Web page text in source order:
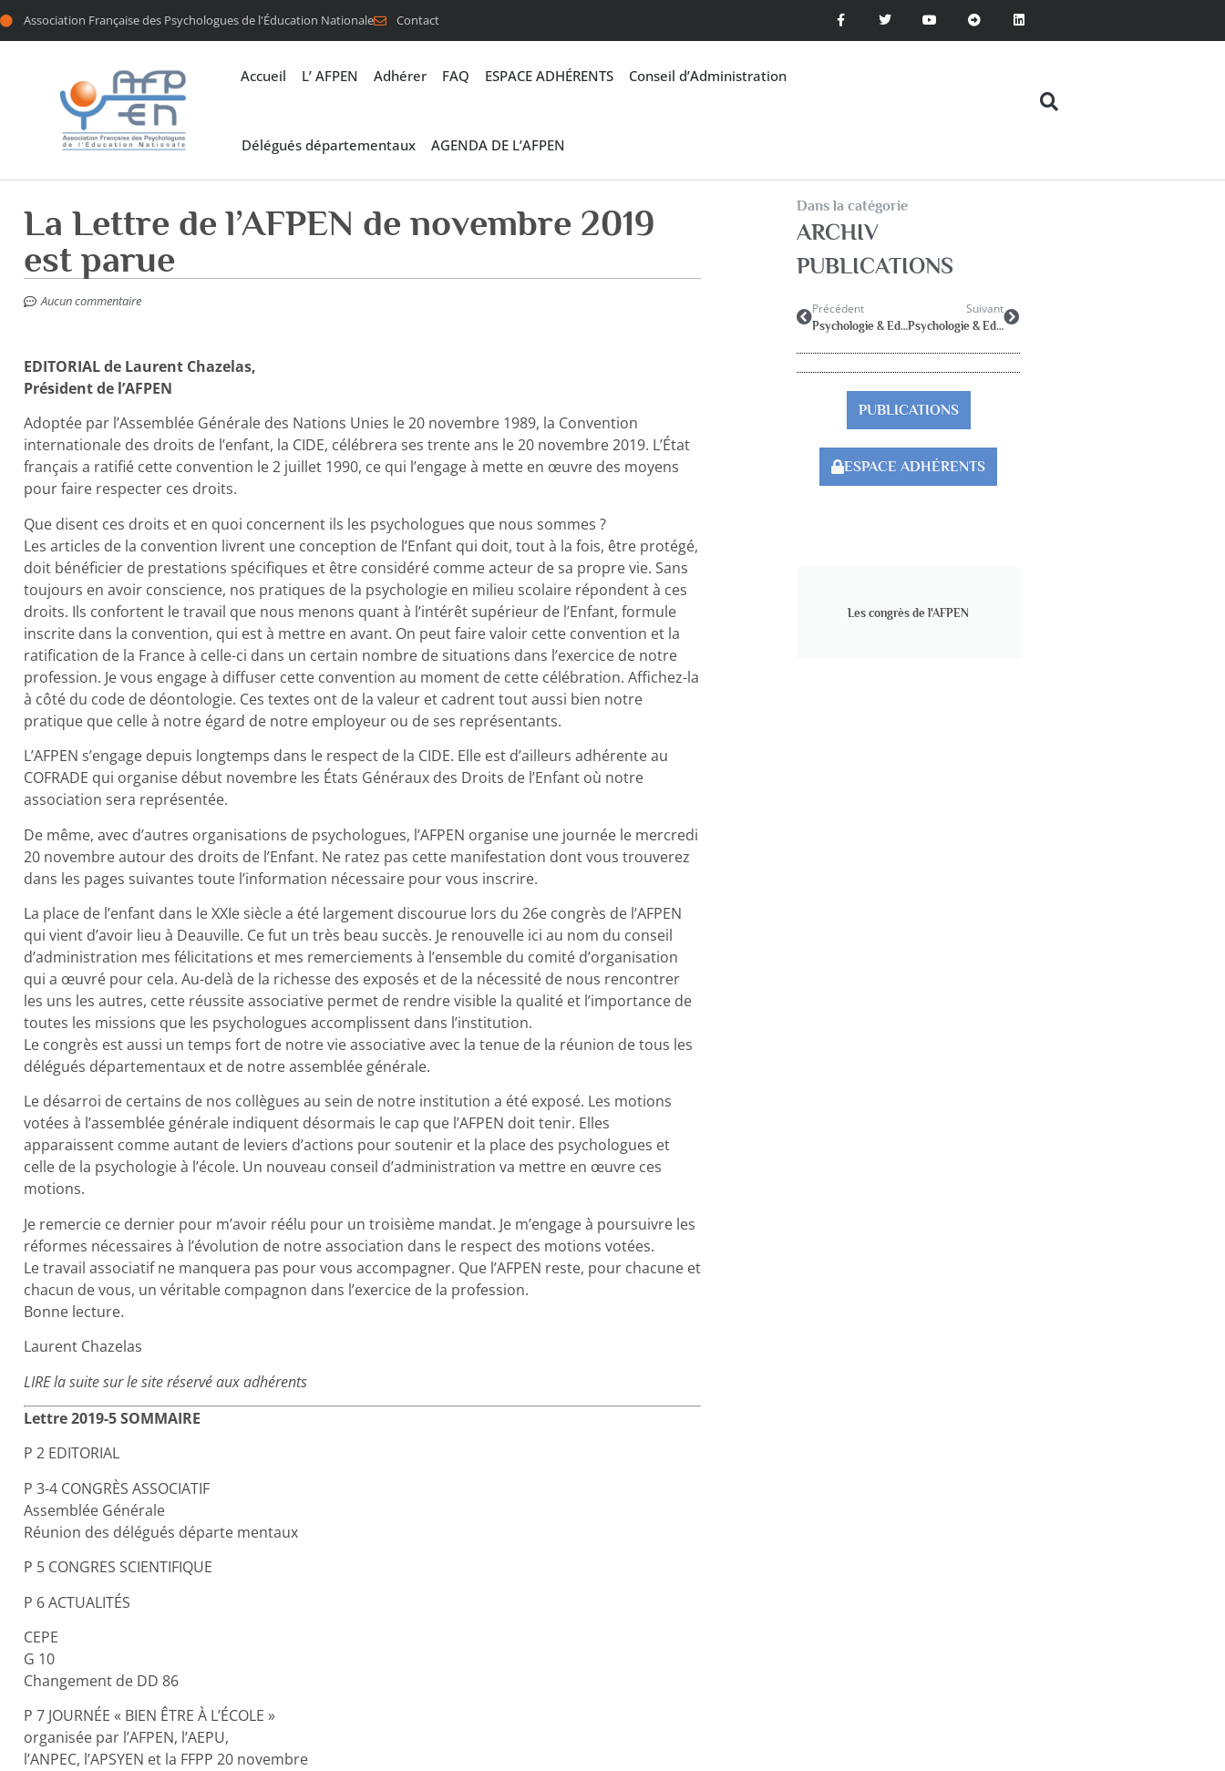
Association Française des Psychologues de l'Éducation Nationale Contact
Accueil L’ AFPEN Adhérer FAQ ESPACE ADHÉRENTS Conseil d’Administration
Délégués départementaux AGENDA DE L’AFPEN
La Lettre de l’AFPEN de novembre 2019
est parue
Aucun commentaire
EDITORIAL de Laurent Chazelas,
Président de l’AFPEN
Adoptée par l’Assemblée Générale des Nations Unies le 20 novembre 1989, la Convention
internationale des droits de l’enfant, la CIDE, célébrera ses trente ans le 20 novembre 2019. L’État
français a ratifié cette convention le 2 juillet 1990, ce qui l’engage à mette en œuvre des moyens
pour faire respecter ces droits.
Que disent ces droits et en quoi concernent ils les psychologues que nous sommes ?
Les articles de la convention livrent une conception de l’Enfant qui doit, tout à la fois, être protégé,
doit bénéficier de prestations spécifiques et être considéré comme acteur de sa propre vie. Sans
toujours en avoir conscience, nos pratiques de la psychologie en milieu scolaire répondent à ces
droits. Ils confortent le travail que nous menons quant à l’intérêt supérieur de l’Enfant, formule
inscrite dans la convention, qui est à mettre en avant. On peut faire valoir cette convention et la
ratification de la France à celle-ci dans un certain nombre de situations dans l’exercice de notre
profession. Je vous engage à diffuser cette convention au moment de cette célébration. Affichez-la
à côté du code de déontologie. Ces textes ont de la valeur et cadrent tout aussi bien notre
pratique que celle à notre égard de notre employeur ou de ses représentants.
L’AFPEN s’engage depuis longtemps dans le respect de la CIDE. Elle est d’ailleurs adhérente au
COFRADE qui organise début novembre les États Généraux des Droits de l’Enfant où notre
association sera représentée.
De même, avec d’autres organisations de psychologues, l’AFPEN organise une journée le mercredi
20 novembre autour des droits de l’Enfant. Ne ratez pas cette manifestation dont vous trouverez
dans les pages suivantes toute l’information nécessaire pour vous inscrire.
La place de l’enfant dans le XXIe siècle a été largement discourue lors du 26e congrès de l’AFPEN
qui vient d’avoir lieu à Deauville. Ce fut un très beau succès. Je renouvelle ici au nom du conseil
d’administration mes félicitations et mes remerciements à l’ensemble du comité d’organisation
qui a œuvré pour cela. Au-delà de la richesse des exposés et de la nécessité de nous rencontrer
les uns les autres, cette réussite associative permet de rendre visible la qualité et l’importance de
toutes les missions que les psychologues accomplissent dans l’institution.
Le congrès est aussi un temps fort de notre vie associative avec la tenue de la réunion de tous les
délégués départementaux et de notre assemblée générale.
Le désarroi de certains de nos collègues au sein de notre institution a été exposé. Les motions
votées à l’assemblée générale indiquent désormais le cap que l’AFPEN doit tenir. Elles
apparaissent comme autant de leviers d’actions pour soutenir et la place des psychologues et
celle de la psychologie à l’école. Un nouveau conseil d’administration va mettre en œuvre ces
motions.
Je remercie ce dernier pour m’avoir réélu pour un troisième mandat. Je m’engage à poursuivre les
réformes nécessaires à l’évolution de notre association dans le respect des motions votées.
Le travail associatif ne manquera pas pour vous accompagner. Que l’AFPEN reste, pour chacune et
chacun de vous, un véritable compagnon dans l’exercice de la profession.
Bonne lecture.
Laurent Chazelas
LIRE la suite sur le site réservé aux adhérents
Lettre 2019-5 SOMMAIRE
P 2 EDITORIAL
P 3-4 CONGRÈS ASSOCIATIF
Assemblée Générale
Réunion des délégués départe mentaux
P 5 CONGRES SCIENTIFIQUE
P 6 ACTUALITÉS
CEPE
G 10
Changement de DD 86
P 7 JOURNÉE « BIEN ÊTRE À L’ÉCOLE »
organisée par l’AFPEN, l’AEPU,
l’ANPEC, l’APSYEN et la FFPP 20 novembre
Dans la catégorie
ARCHIV
PUBLICATIONS
Précédent
Psychologie & Education 2019-3
Suivant
Psychologie & Education 2019-4
PUBLICATIONS
ESPACE ADHÉRENTS
Les congrès de l'AFPEN